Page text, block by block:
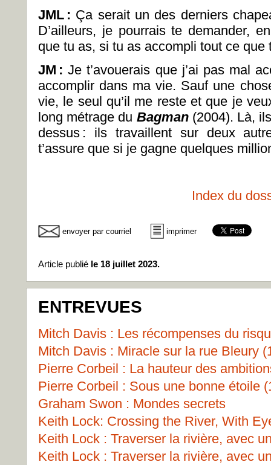
JML : Ça serait un des derniers
D’ailleurs, je pourrais te demander,
que tu as, si tu as accompli tout ce que
JM :Je t’avouerais que j’ai pas mal
accomplir dans ma vie. Sauf une
vie, le seul qu’il me reste et que je
long métrage du Bagman(2004). Là,
dessus : ils travaillent sur deux
t’assure que si je gagne quelques
Index du
envoyer par courriel imprimer
Article publié le 18 juillet 2023.
ENTREVUES
Mitch Davis : Les récompenses du
Mitch Davis : Miracle sur la rue Bleury
Pierre Corbeil : La hauteur des
Pierre Corbeil : Sous une bonne étoile
Graham Swon : Mondes secrets
Keith Lock: Crossing the River, With
Keith Lock : Traverser la rivière, avec
Keith Lock : Traverser la rivière, avec